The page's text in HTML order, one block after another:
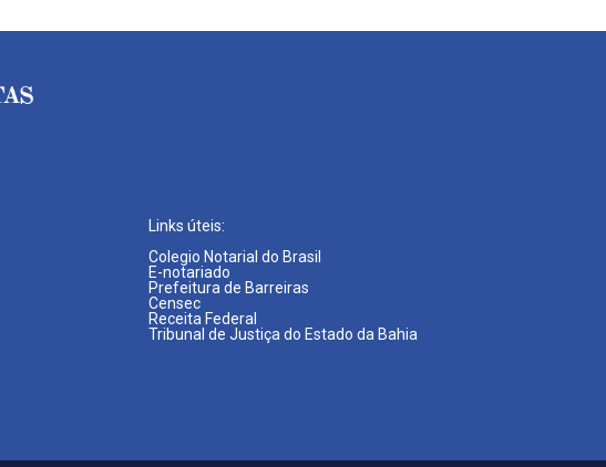
Links úteis:
Colegio Notarial do Brasil
E-notariado
Prefeitura de Barreiras
Censec
Receita Federal
Tribunal de Justiça do Estado da Bahia